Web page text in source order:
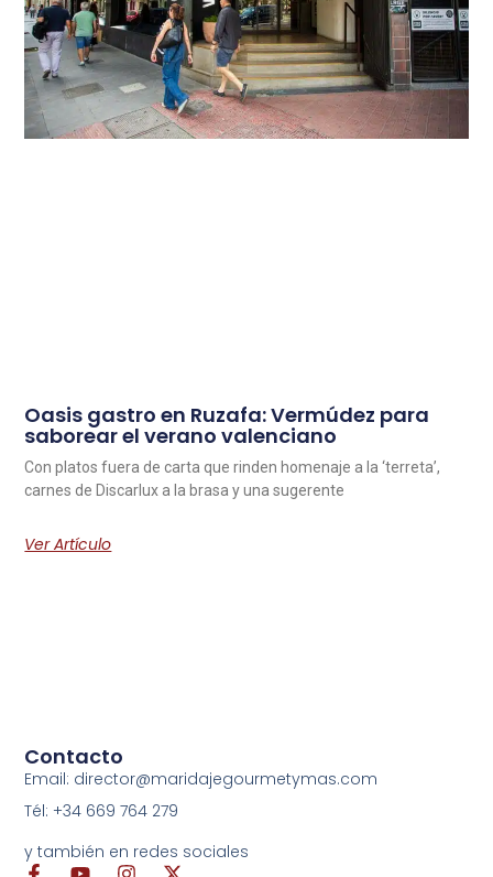
Oasis gastro en Ruzafa: Vermúdez para
saborear el verano valenciano
Con platos fuera de carta que rinden homenaje a la ‘terreta’,
carnes de Discarlux a la brasa y una sugerente
Ver Artículo
Contacto
Email: director@maridajegourmetymas.com
Tél: +34 669 764 279
y también en redes sociales